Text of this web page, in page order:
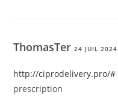
ThomasTer24 JUIL 2024
http://ciprodelivery.pro/#
prescription